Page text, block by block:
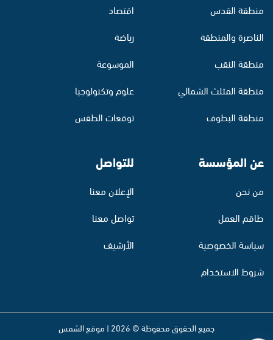
منطقة القدس
الناصرة والمنطقة
منطقة النقب
منطقة المثلث الشمالي
منطقة البطوف
اقتصاد
رياضة
الموسوعة
علوم وتكنولوجيا
توقعات الطقس
عن المؤسسة
من نحن
طاقم العمل
سياسة الخصوصية
شروط الاستخدام
للتواصل
الإعلان معنا
تواصل معنا
الأرشيف
جميع الحقوق محفوظة © 2026 | موقع الشمس